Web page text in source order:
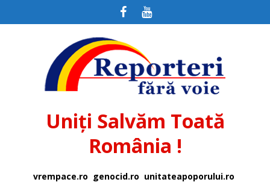
Uniți Salvăm Toată
România !
vrempace.ro genocid.ro unitateapoporului.ro